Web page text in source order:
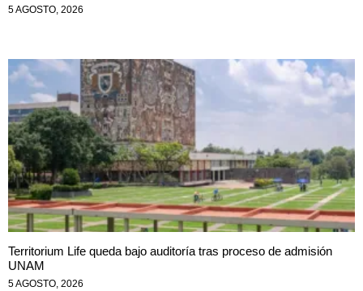
5 AGOSTO, 2026
Territorium Life queda bajo auditoría tras proceso de admisión
UNAM
5 AGOSTO, 2026